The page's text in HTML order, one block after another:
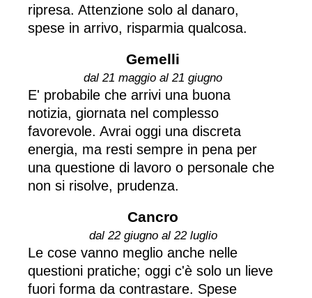
ripresa. Attenzione solo al danaro,
spese in arrivo, risparmia qualcosa.
Gemelli
dal 21 maggio al 21 giugno
E' probabile che arrivi una buona
notizia, giornata nel complesso
favorevole. Avrai oggi una discreta
energia, ma resti sempre in pena per
una questione di lavoro o personale che
non si risolve, prudenza.
Cancro
dal 22 giugno al 22 luglio
Le cose vanno meglio anche nelle
questioni pratiche; oggi c'è solo un lieve
fuori forma da contrastare. Spese